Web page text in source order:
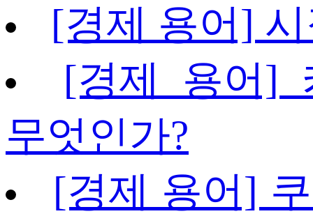
[경제 용어]
[경제 용어]
무엇인가?
[경제 용어]